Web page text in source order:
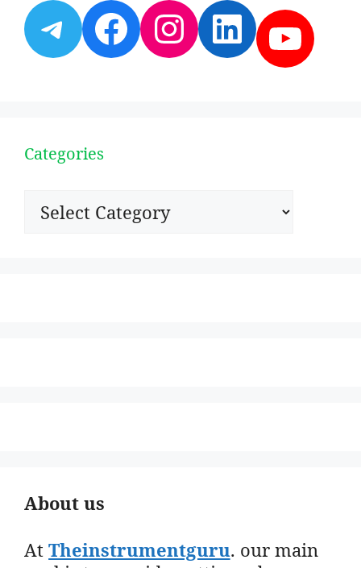
Telegram
Facebook
Instagram
Categories
Categories
About us
AtTheinstrumentguru. our main